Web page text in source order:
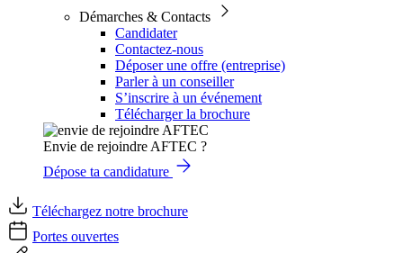
Démarches & Contacts
Candidater
Contactez-nous
Déposer une offre (entreprise)
Parler à un conseiller
S’inscrire à un événement
Télécharger la brochure
Envie de rejoindre AFTEC ?
Dépose ta candidature
Téléchargez notre brochure
Portes ouvertes